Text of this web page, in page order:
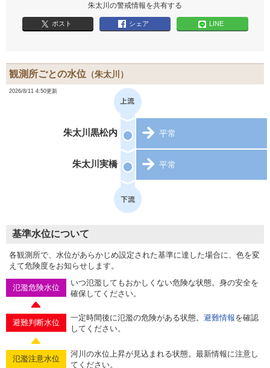
朱太川の警戒情報を共有する
ポスト シェア LINE
観測所ごとの水位 （朱太川）
2026/8/11 4:50更新
朱太川黒松内 平常
朱太川実橋 平常
基準水位について
各観測所で、水位があらかじめ設定された基準に達した場合に、色を変
えて危険度をお知らせします。
氾濫危険水位
いつ氾濫してもおかしくない危険な状態。身の安全を
確保してください。
避難判断水位
一定時間後に氾濫の危険がある状態。 避難情報を確認
してください。
氾濫注意水位
河川の水位上昇が見込まれる状態。最新情報に注意し
てください。